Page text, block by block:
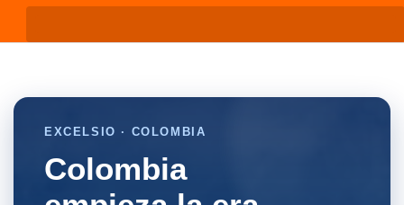
EXCELSIO · COLOMBIA
Colombia